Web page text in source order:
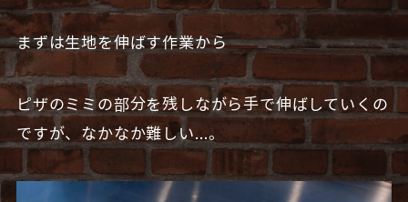
まずは生地を伸ばす作業から
ピザのミミの部分を残しながら手で伸ばしていくの
ですが、なかなか難しい…。